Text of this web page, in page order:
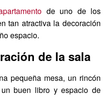
de uno de los
tan atractiva la decoración
espacio.
de la sala
pequeña mesa, un rincón
buen libro y espacio de